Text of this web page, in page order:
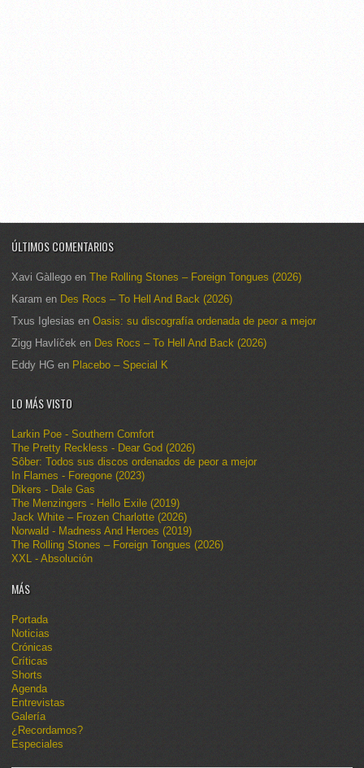
ÚLTIMOS COMENTARIOS
Xavi Gàllego en The Rolling Stones – Foreign Tongues (2026)
Karam en Des Rocs – To Hell And Back (2026)
Txus Iglesias en Oasis: su discografía ordenada de peor a mejor
Zigg Havlíček en Des Rocs – To Hell And Back (2026)
Eddy HG en Placebo – Special K
LO MÁS VISTO
Larkin Poe - Southern Comfort
The Pretty Reckless - Dear God (2026)
Sôber: Todos sus discos ordenados de peor a mejor
In Flames - Foregone (2023)
Dikers - Dale Gas
The Menzingers - Hello Exile (2019)
Jack White – Frozen Charlotte (2026)
Norwald - Madness And Heroes (2019)
The Rolling Stones – Foreign Tongues (2026)
XXL - Absolución
MÁS
Portada
Noticias
Crónicas
Críticas
Shorts
Agenda
Entrevistas
Galería
¿Recordamos?
Especiales